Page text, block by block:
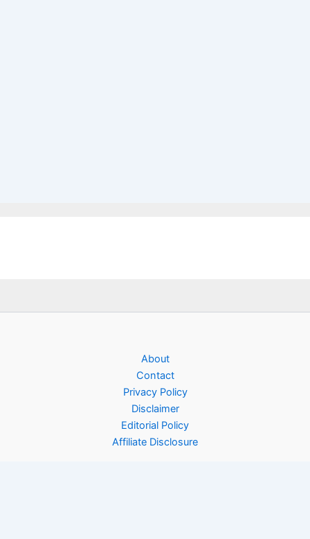
About
Contact
Privacy Policy
Disclaimer
Editorial Policy
Affiliate Disclosure